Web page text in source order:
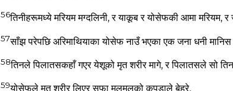
56तिनीहरूमध्‍ये मरियम मग्‍दलिनी, र याकूब र योसेफकी आमा मरियम, र
57साँझ परेपछि अरिमाथियाका योसेफ नाउँ भएका एक जना धनी
58तिनले पिलातसकहाँ गएर येशूको मृत शरीर मागे, र पिलातसले सो
59योसेफले मृत शरीर लिएर सफा मलमलको कपड़ाले बेह्रे,